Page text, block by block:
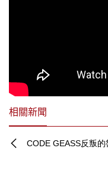
相關新聞
CODE GEASS反叛